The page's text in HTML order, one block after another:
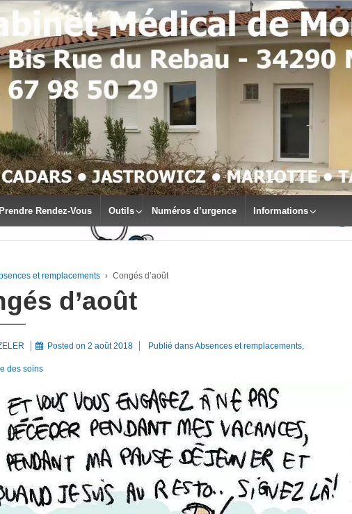
Prendre Rendez-Vous Outils Numéros d’urgence Informations
et remplacements › Congés d’août
d’août
Posted on2 août 2018 Publié dansAbsences et remplacements,
des soins